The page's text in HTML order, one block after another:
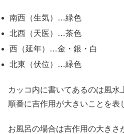
南西（生気）…緑色
北西（天医）…茶色
西（延年）…金・銀・白
北東（伏位）…緑色
カッコ内に書いてあるのは風水
順番に吉作用が大きいことを表
お風呂の場合は吉作用の大きさ